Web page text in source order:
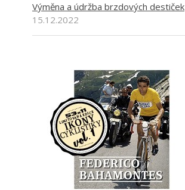
Výměna a údržba brzdových destiček
15.12.2022